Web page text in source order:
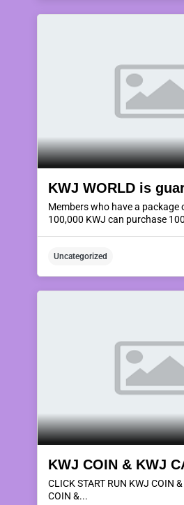
Members who have a package
100,000 KWJ can purchase
Uncategorized
CLICK START RUN KWJ COIN
COIN &...